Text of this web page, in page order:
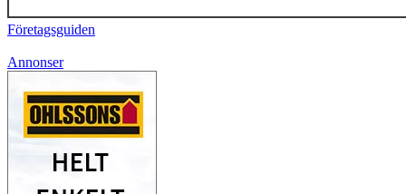
Företagsguiden
Annonser